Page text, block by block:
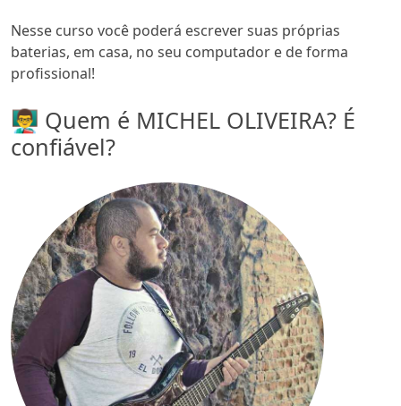
Nesse curso você poderá escrever suas próprias
baterias, em casa, no seu computador e de forma
profissional!
👨‍🏫 Quem é MICHEL OLIVEIRA? É
confiável?